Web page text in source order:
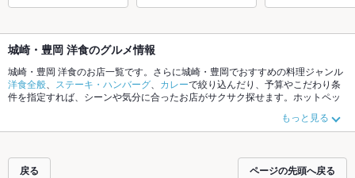
城崎・豊岡 洋食のグルメ情報
城崎・豊岡 洋食のお店一覧です。さらに城崎・豊岡でおすすめの料理ジャンル
洋食全般
ステーキ・ハンバーグ カレーで絞り込んだり、予算やこだわり条
件を指定すれば、シーンや気分に合ったお店がサクサク探せます。ホットペッ
すめ料理など、お店の最新情報をご紹介しているので安心！24時間使える簡単
便利なネット予約が使えるお店も拡大中です。友達どうしの飲み会にも、会社
利用ください。
もっと見る
戻る ページの先頭へ戻る